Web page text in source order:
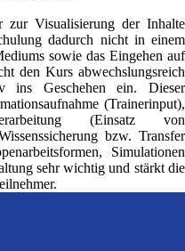
Visualisierung der Inhalte
dadurch nicht in einem
sowie das Eingehen auf
den Kurs abwechslungsreich
ins Geschehen ein. Dieser
(Trainerinput),
(Einsatz von
bzw. Transfer
Simulationen
sehr wichtig und stärkt die